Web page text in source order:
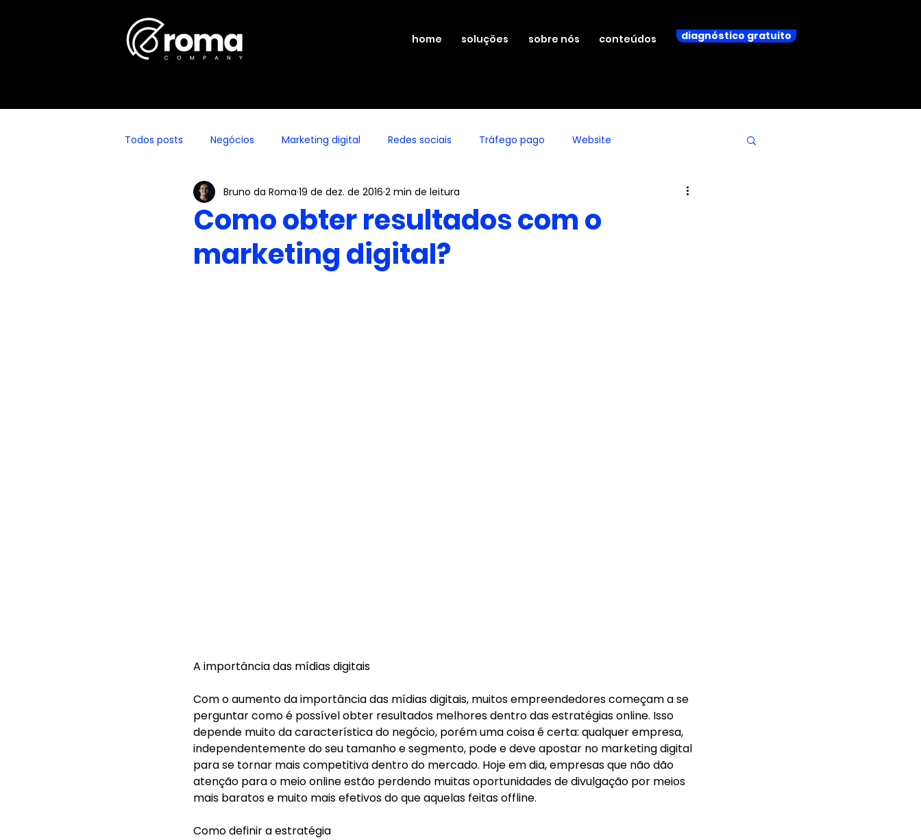
home soluções sobre nós conteúdos diagnóstico gratuito
Todos posts Negócios Marketing digital Redes sociais Tráfego pago Website
Como obter resultados com o
marketing digital?
Bruno da Roma 19 de dez. de 2016 2 min de leitura
A importância das mídias digitais
Com o aumento da importância das mídias digitais, muitos empreendedores começam a se
perguntar como é possível obter resultados melhores dentro das estratégias online. Isso
depende muito da característica do negócio, porém uma coisa é certa: qualquer empresa,
independentemente do seu tamanho e segmento, pode e deve apostar no marketing digital
para se tornar mais competitiva dentro do mercado. Hoje em dia, empresas que não dão
atenção para o meio online estão perdendo muitas oportunidades de divulgação por meios
mais baratos e muito mais efetivos do que aquelas feitas offline.
Como definir a estratégia